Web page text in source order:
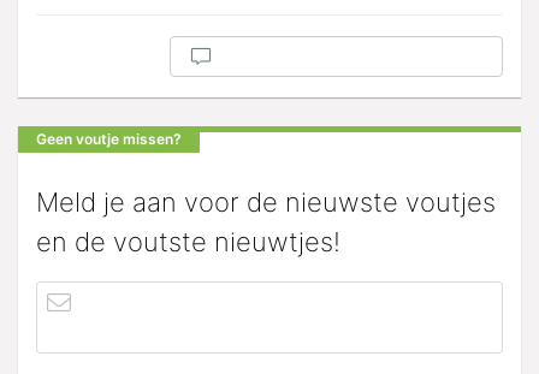
Geen voutje missen?
Meld je aan voor de nieuwste voutjes
en de voutste nieuwtjes!